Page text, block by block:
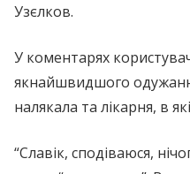
Узєлков.
У коментарях
якнайшвидшого
налякала та лікарня, в
“Славік, сподіваюся,